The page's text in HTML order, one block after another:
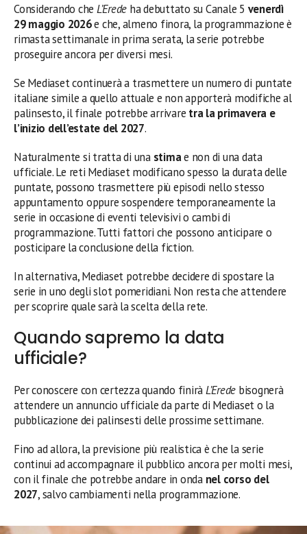
Considerando che L’Erede ha debuttato su Canale 5 venerdì
29 maggio 2026e che, almeno finora, la programmazione è
rimasta settimanale in prima serata, la serie potrebbe
proseguire ancora per diversi mesi.
Se Mediaset continuerà a trasmettere un numero di puntate
italiane simile a quello attuale e non apporterà modifiche al
palinsesto, il finale potrebbe arrivare tra la primavera e
l’inizio dell’estate del 2027.
Naturalmente si tratta di una stimae non di una data
ufficiale. Le reti Mediaset modificano spesso la durata delle
puntate, possono trasmettere più episodi nello stesso
appuntamento oppure sospendere temporaneamente la
serie in occasione di eventi televisivi o cambi di
programmazione. Tutti fattori che possono anticipare o
posticipare la conclusione della fiction.
In alternativa, Mediaset potrebbe decidere di spostare la
serie in uno degli slot pomeridiani. Non resta che attendere
per scoprire quale sarà la scelta della rete.
Quando sapremo la data
ufficiale?
Per conoscere con certezza quando finiràL’Erede bisognerà
attendere un annuncio ufficiale da parte di Mediaset o la
pubblicazione dei palinsesti delle prossime settimane.
Fino ad allora, la previsione più realistica è che la serie
continui ad accompagnare il pubblico ancora per molti mesi,
con il finale che potrebbe andare in onda nel corso del
2027, salvo cambiamenti nella programmazione.